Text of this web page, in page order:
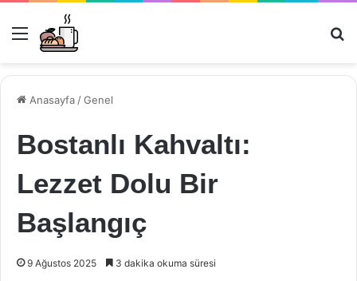
Menü
Anasayfa /Genel
Bostanlı Kahvaltı:
Lezzet Dolu Bir
Başlangıç
9 Ağustos 2025 3 dakika okuma süresi